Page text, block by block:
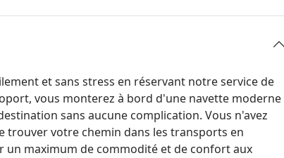
et sans stress en réservant notre service de
vous monterez à bord d'une navette moderne
sans aucune complication. Vous n'avez
trouver votre chemin dans les transports en
maximum de commodité et de confort aux